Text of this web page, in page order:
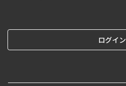
ログイン